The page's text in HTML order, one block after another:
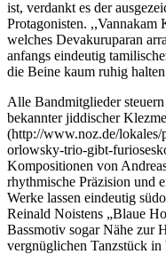
ist, verdankt es der
Protagonisten. ,,Vannakam
welches Devakuruparan
anfangs eindeutig
die Beine kaum ruhig halten
Alle Bandmitglieder
bekannter jiddischer
(http://www.noz.de/
orlowsky-trio-gibt-
Kompositionen von
rhythmische Präzision und
Werke lassen eindeutig
Reinald Noistens „Blaue
Bassmotiv sogar Nähe zur
vergnüglichen Tanzstück